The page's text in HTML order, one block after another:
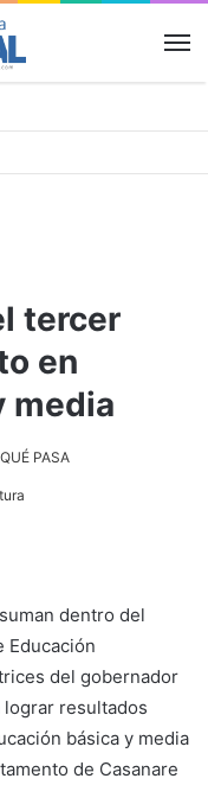
tercer
en
media
PASA
dentro del
Educación
del gobernador
resultados
básica y media
de Casanare